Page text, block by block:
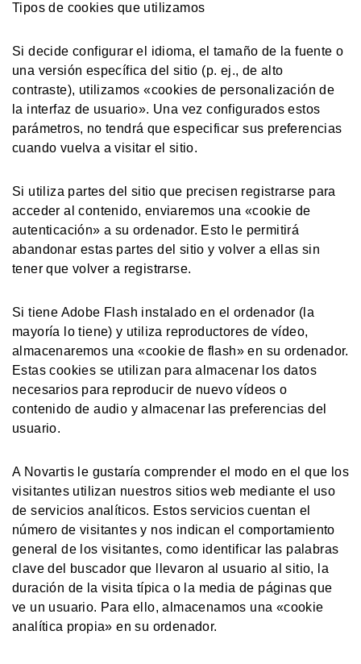
Tipos de cookies que utilizamos
Si decide configurar el idioma, el tamaño de la fuente o
una versión específica del sitio (p. ej., de alto
contraste), utilizamos «cookies de personalización de
la interfaz de usuario». Una vez configurados estos
parámetros, no tendrá que especificar sus preferencias
cuando vuelva a visitar el sitio.
Si utiliza partes del sitio que precisen registrarse para
acceder al contenido, enviaremos una «cookie de
autenticación» a su ordenador. Esto le permitirá
abandonar estas partes del sitio y volver a ellas sin
tener que volver a registrarse.
Si tiene Adobe Flash instalado en el ordenador (la
mayoría lo tiene) y utiliza reproductores de vídeo,
almacenaremos una «cookie de flash» en su ordenador.
Estas cookies se utilizan para almacenar los datos
necesarios para reproducir de nuevo vídeos o
contenido de audio y almacenar las preferencias del
usuario.
A Novartis le gustaría comprender el modo en el que los
visitantes utilizan nuestros sitios web mediante el uso
de servicios analíticos. Estos servicios cuentan el
número de visitantes y nos indican el comportamiento
general de los visitantes, como identificar las palabras
clave del buscador que llevaron al usuario al sitio, la
duración de la visita típica o la media de páginas que
ve un usuario. Para ello, almacenamos una «cookie
analítica propia» en su ordenador.